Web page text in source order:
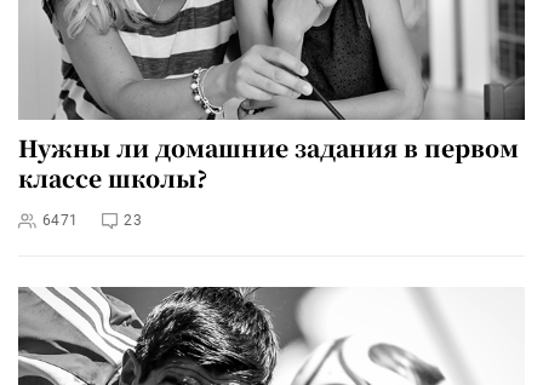
Нужны ли домашние задания в первом
классе школы?
6471 23